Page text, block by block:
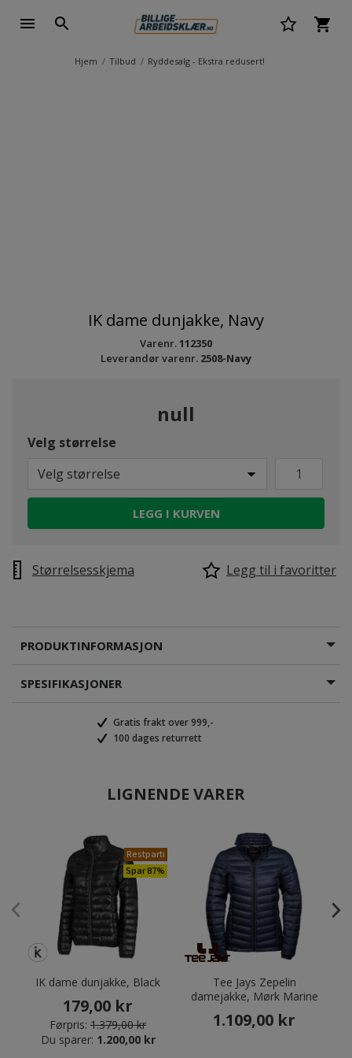
Hjem Tilbud Ryddesalg - Ekstra redusert!
IK dame dunjakke, Navy
Varenr.112350
Leverandør varenr. 2508-Navy
null
Velg størrelse
Velg størrelse
LEGG I KURVEN
Størrelsesskjema Legg til i favoritter
PRODUKTINFORMASJON
SPESIFIKASJONER
Gratis frakt over 999,-
100 dages returrett
LIGNENDE VARER
Restparti
Spar 87%
IK dame dunjakke, Black
179,00 kr
Førpris: 1.379,00 kr
Du sparer: 1.200,00 kr
Tee Jays Zepelin
damejakke, Mørk Marine
1.109,00 kr